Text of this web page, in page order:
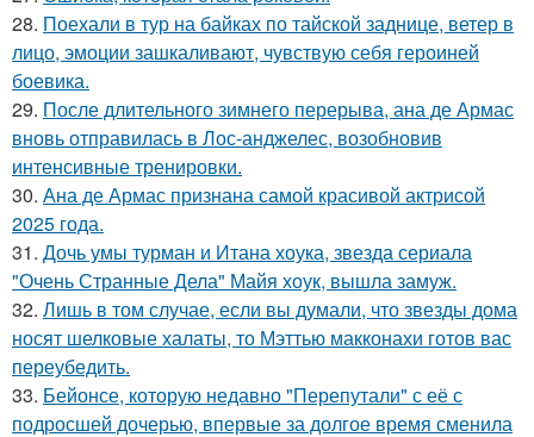
28. Поехали в тур на байках по тайской заднице, ветер в
лицо, эмоции зашкаливают, чувствую себя героиней
боевика.
29. После длительного зимнего перерыва, ана де Армас
вновь отправилась в Лос-анджелес, возобновив
интенсивные тренировки.
30. Ана де Армас признана самой красивой актрисой
2025 года.
31. Дочь умы турман и Итана хоука, звезда сериала
"Очень Странные Дела" Майя хоук, вышла замуж.
32. Лишь в том случае, если вы думали, что звезды дома
носят шелковые халаты, то Мэттью макконахи готов вас
переубедить.
33. Бейонсе, которую недавно "Перепутали" с её с
подросшей дочерью, впервые за долгое время сменила